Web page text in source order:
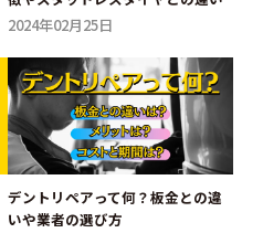
2024年02月25日
デントリペアって何？板金との違
いや業者の選び方